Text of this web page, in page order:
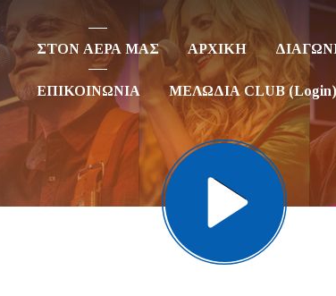
ΣΤΟΝ ΑΕΡΑ ΜΑΣ ΑΡΧΙΚΗ
ΕΠΙΚΟΙΝΩΝΙΑ ΜΕΛΩΔΙΑ CLUB (Login)